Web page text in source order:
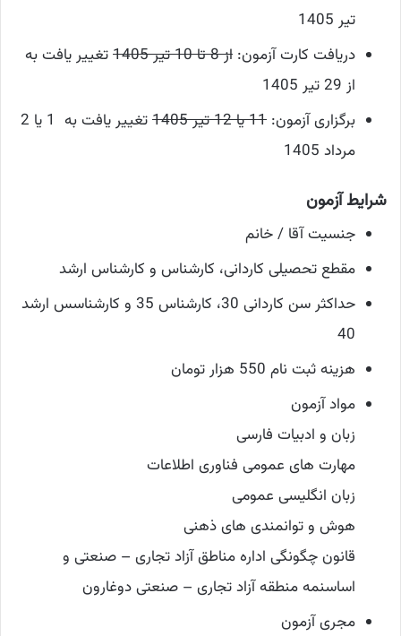
تیر 1405
دریافت کارت آزمون: از 8 تا 10 تیر 1405
تغییر یافت به
از 29 تیر 1405
برگزاری آزمون: 11 یا 12 تیر 1405
تغییر یافت به 1 یا 2
مرداد 1405
شرایط آزمون
جنسیت آقا / خانم
مقطع تحصیلی کاردانی، کارشناس و کارشناس ارشد
حداکثر سن کاردانی 30، کارشناس 35 و کارشناسس ارشد
40
هزینه ثبت نام 550 هزار تومان
مواد آزمون
زبان و ادبیات فارسی
مهارت های عمومی فناوری اطلاعات
زبان انگلیسی عمومی
هوش و توانمندی های ذهنی
قانون چگونگی اداره مناطق آزاد تجاری – صنعتی و
اساسنمه منطقه آزاد تجاری – صنعتی دوغارون
مجری آزمون